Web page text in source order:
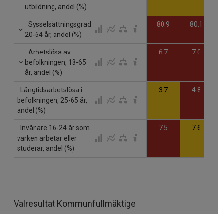
utbildning, andel (%)
Sysselsättningsgrad
20-64 år, andel (%)
80.9 80.1
Arbetslösa av
befolkningen, 18-65
år, andel (%)
6.7 7.0
Långtidsarbetslösa i
befolkningen, 25-65 år,
andel (%)
3.7 4.8
Invånare 16-24 år som
varken arbetar eller
studerar, andel (%)
7.5 7.6
Valresultat Kommunfullmäktige